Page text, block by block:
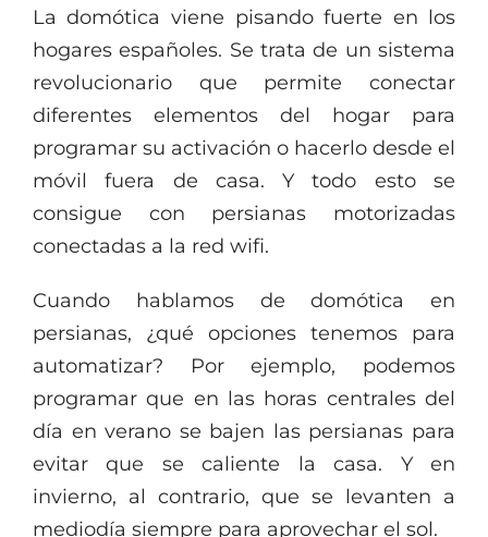
La domótica viene pisando fuerte en los
hogares españoles. Se trata de un sistema
revolucionario que permite conectar
diferentes elementos del hogar para
programar su activación o hacerlo desde el
móvil fuera de casa. Y todo esto se
consigue con persianas motorizadas
conectadas a la red wifi.
Cuando hablamos de domótica en
persianas, ¿qué opciones tenemos para
automatizar? Por ejemplo, podemos
programar que en las horas centrales del
día en verano se bajen las persianas para
evitar que se caliente la casa. Y en
invierno, al contrario, que se levanten a
mediodía siempre para aprovechar el sol.